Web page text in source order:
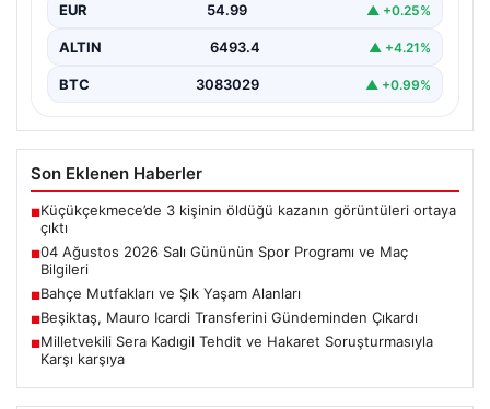
EUR 54.99 ▲ +0.25%
ALTIN 6493.4 ▲ +4.21%
BTC 3083029 ▲ +0.99%
Son Eklenen Haberler
■Küçükçekmece’de 3 kişinin öldüğü kazanın görüntüleri ortaya
çıktı
■04 Ağustos 2026 Salı Gününün Spor Programı ve Maç
Bilgileri
■Bahçe Mutfakları ve Şık Yaşam Alanları
■Beşiktaş, Mauro Icardi Transferini Gündeminden Çıkardı
■Milletvekili Sera Kadıgil Tehdit ve Hakaret Soruşturmasıyla
Karşı karşıya